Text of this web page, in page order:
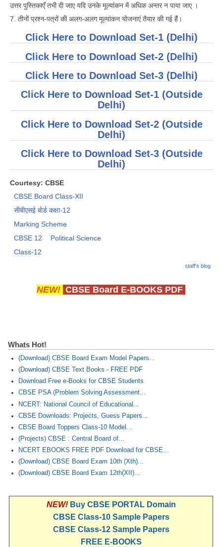
उत्तर पुस्तिकाएँ तभी दी जाए यदि उनके मूल्यांकन में अधिक अन्तर न पाया जाए ।
7. तीनों प्रश्न-पत्रों की अलग-अलग मूल्यांकन योजनाएं तैयार की गई हैं।
Click Here to Download Set-1 (Delhi)
Click Here to Download Set-2 (Delhi)
Click Here to Download Set-3 (Delhi)
Click Here to Download Set-1 (Outside
Delhi)
Click Here to Download Set-2 (Outside
Delhi)
Click Here to Download Set-3 (Outside
Delhi)
Courtesy: CBSE
CBSE Board Class-XII
सीबीएसई बोर्ड कक्षा-12
Marking Scheme
CBSE 12
Political Science
Class-12
staff's blog
NEW! CBSE Board E-BOOKS PDF
Whats Hot!
(Download) CBSE Board Exam Model Papers...
(Download) CBSE Text Books - FREE PDF
Download Free e-Books for CBSE Students
CBSE PSA (Problem Solving Assessment...
NCERT: National Council of Educational...
CBSE Downloads: Projects, Guess Papers...
CBSE Board Toppers Class-10 Model...
(Projects) CBSE : Central Board of...
NCERT EBOOKS FREE PDF Download for CBSE...
(Download) CBSE Board Exam 10th (Xth)...
(Download) CBSE Board Exam 12th(XII)...
NEW! Buy CBSE PORTAL Domain
CBSE Class-10 Sample Papers
CBSE Class-12 Sample Papers
FREE E-BOOKS